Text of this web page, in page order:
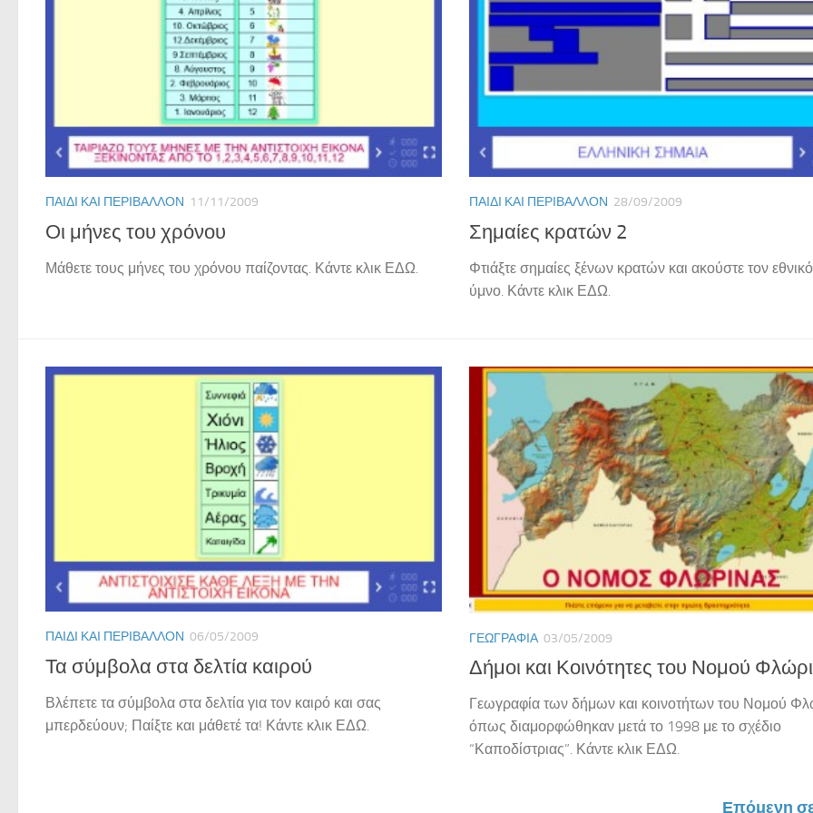
ΠΑΙΔΊ ΚΑΙ ΠΕΡΙΒΆΛΛΟΝ 11/11/2009
Οι μήνες του χρόνου
Μάθετε τους μήνες του χρόνου παίζοντας. Κάντε κλικ ΕΔΩ.
ΠΑΙΔΊ ΚΑΙ ΠΕΡΙΒΆΛΛΟΝ 28/09/2009
Σημαίες κρατών 2
Φτιάξτε σημαίες ξένων κρατών και ακούστε τον
ύμνο. Κάντε κλικ ΕΔΩ.
ΠΑΙΔΊ ΚΑΙ ΠΕΡΙΒΆΛΛΟΝ 06/05/2009
Τα σύμβολα στα δελτία καιρού
Βλέπετε τα σύμβολα στα δελτία για τον καιρό και σας
μπερδεύουν; Παίξτε και μάθετέ τα! Κάντε κλικ ΕΔΩ.
ΓΕΩΓΡΑΦΊΑ 03/05/2009
Δήμοι και Κοινότητες του Νομού
Γεωγραφία των δήμων και κοινοτήτων του Νομού
όπως διαμορφώθηκαν μετά το 1998 με το σχέδιο
“Καποδίστριας”. Κάντε κλικ ΕΔΩ.
Επόμενη